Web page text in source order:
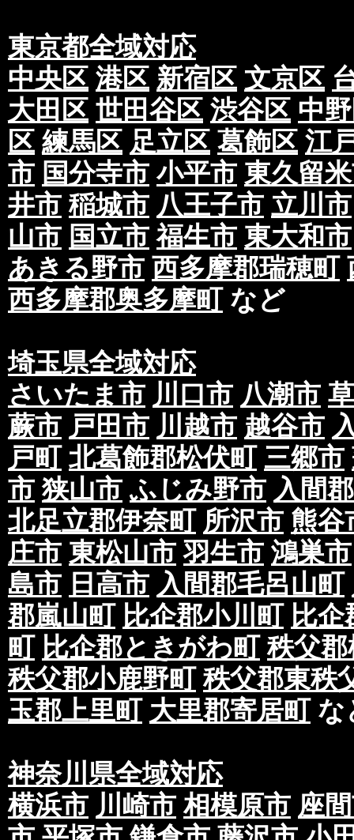
東京都全域対応
中央区 港区 新宿区 文京区
大田区 世田谷区 渋谷区 中
区 練馬区 足立区 葛飾区 江
市 国分寺市 小平市 東久留
井市 稲城市 八王子市 立川市
山市 国立市 福生市 東大和市
あきる野市 西多摩郡瑞穂町
西多摩郡奥多摩町など
埼玉県全域対応
さいたま市 川口市 八潮市
蕨市 戸田市 川越市 越谷市
戸町 北葛飾郡松伏町 三郷市
市 狭山市 ふじみ野市 入間
北足立郡伊奈町 所沢市 熊谷
庄市 東松山市 羽生市 鴻巣市
島市 日高市 入間郡毛呂山町
郡嵐山町 比企郡小川町 比
町 比企郡ときがわ町 秩父
秩父郡小鹿野町 秩父郡東秩
玉郡上里町 大里郡寄居町な
神奈川県全域対応
横浜市 川崎市 相模原市 座